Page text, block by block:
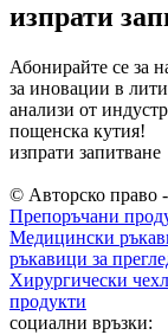
изпрати
Абонирайте се за
за иновации в
анализи от
пощенска кутия!
изпрати запитване
© Авторско право
Препоръчани
Медицински
ръкавици за
Хирургически
продукти
социални връзки: